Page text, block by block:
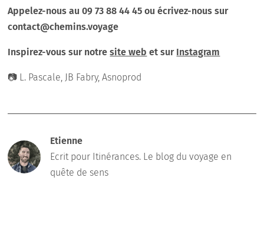
Appelez-nous au 09 73 88 44 45 ou écrivez-nous sur
contact@chemins.voyage
Inspirez-vous sur notresite web et sur Instagram
📷 L. Pascale, JB Fabry, Asnoprod
Etienne
Ecrit pour Itinérances. Le blog du voyage en
quête de sens